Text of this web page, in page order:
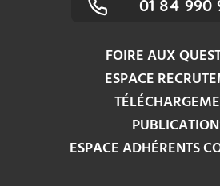
01 84 990
FOIRE AUX
ESPACE
ESPACE ADHÉRENTS